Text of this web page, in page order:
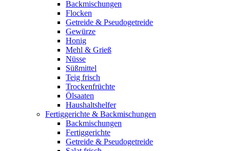
Backmischungen
Flocken
Getreide & Pseudogetreide
Gewürze
Honig
Mehl & Grieß
Nüsse
Süßmittel
Teig frisch
Trockenfrüchte
Ölsaaten
Haushaltshelfer
Fertiggerichte & Backmischungen
Backmischungen
Fertiggerichte
Getreide & Pseudogetreide